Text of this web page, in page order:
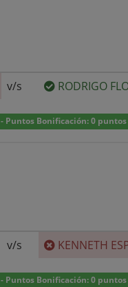
v/s RODRIGO
- Puntos Bonificación: 0 puntos
v/s KENNETH
- Puntos Bonificación: 0 puntos